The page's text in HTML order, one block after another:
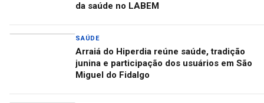
da saúde no LABEM
SAÚDE
Arraiá do Hiperdia reúne saúde, tradição
junina e participação dos usuários em São
Miguel do Fidalgo